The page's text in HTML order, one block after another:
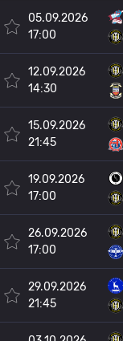
05.09.2026
17:00
12.09.2026
14:30
15.09.2026
21:45
19.09.2026
17:00
26.09.2026
17:00
29.09.2026
21:45